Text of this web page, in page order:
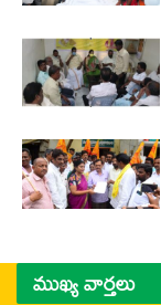
ముఖ్య వార్తలు